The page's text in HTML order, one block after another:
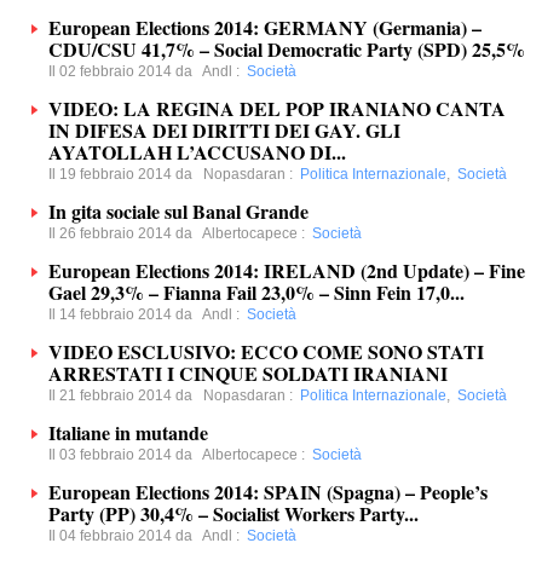
European Elections 2014: GERMANY (Germania) –
CDU/CSU 41,7% – Social Democratic Party (SPD) 25,5%
Il 02 febbraio 2014 da Andl : Società
VIDEO: LA REGINA DEL POP IRANIANO CANTA
IN DIFESA DEI DIRITTI DEI GAY. GLI
AYATOLLAH L’ACCUSANO DI...
Il 19 febbraio 2014 da Nopasdaran : Politica Internazionale, Società
In gita sociale sul Banal Grande
Il 26 febbraio 2014 da Albertocapece : Società
European Elections 2014: IRELAND (2nd Update) – Fine
Gael 29,3% – Fianna Fail 23,0% – Sinn Fein 17,0...
Il 14 febbraio 2014 da Andl : Società
VIDEO ESCLUSIVO: ECCO COME SONO STATI
ARRESTATI I CINQUE SOLDATI IRANIANI
Il 21 febbraio 2014 da Nopasdaran : Politica Internazionale, Società
Italiane in mutande
Il 03 febbraio 2014 da Albertocapece : Società
European Elections 2014: SPAIN (Spagna) – People’s
Party (PP) 30,4% – Socialist Workers Party...
Il 04 febbraio 2014 da Andl : Società